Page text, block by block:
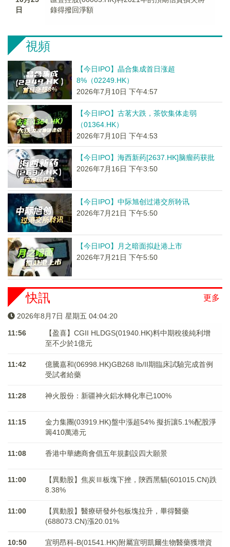
日
錄得撥回淨額
視頻
【今日IPO】晶合集成首日涨超
8%（02249.HK）
2026年7月10日 下午4:57
【今日IPO】古茗大跌，茶饮集体走弱
（01364.HK）
2026年7月10日 下午4:53
【今日IPO】海西新药[2637.HK]脑瘤药获批
2026年7月16日 下午3:50
【今日IPO】中际旭创过港交所聆讯
2026年7月21日 下午5:50
【今日IPO】月之暗面拟赴港上市
2026年7月21日 下午5:50
更多
快訊
2026年8月7日 星期五 04:04:20
11:56
【盈喜】CGII HLDGS(01940.HK)料中期稅後純利增
至不少於1億元
11:42
億騰嘉和(06998.HK)GB268 Ib/II期臨床試驗完成首例
受試者給藥
11:28 神火股份：新疆神火鋁水轉化率已100%
11:15
金力集團(03919.HK)盤中漲超54% 擬折讓5.1%配股淨
籌410萬港元
11:08 香港中華總商會倡五年規劃設四大願景
11:00
【異動股】焦炭Ⅲ板塊下挫，陝西黑貓(601015.CN)跌
8.38%
11:00
【異動股】醫療研發外包板塊拉升，畢得醫藥
(688073.CN)漲20.01%
10:50
宜明昂科-B(01541.HK)附屬宜明凱爾生物醫藥獲增資